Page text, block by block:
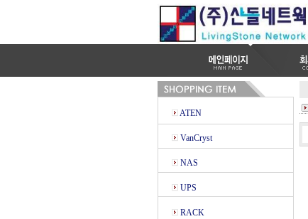
ATEN
VanCryst
NAS
UPS
RACK